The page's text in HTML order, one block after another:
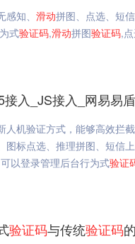
感知、 滑动拼图、点选、短
式验证码,滑动拼图验证码,
接入_JS接入_网易易盾
人机验证方式，能够高效拦
图标点选、推理拼图、短信
以登录管理后台行为式验证
验证码与传统验证码